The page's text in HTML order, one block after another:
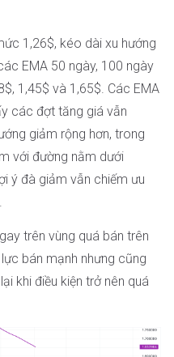
1,26$, kéo dài xu hướng
EMA 50 ngày, 100 ngày
1,45$ và 1,65$. Các EMA
các đợt tăng giá vẫn
giảm rộng hơn, trong
với đường nằm dưới
ý đà giảm vẫn chiếm ưu
trên vùng quá bán trên
bán mạnh nhưng cũng
khi điều kiện trở nên quá